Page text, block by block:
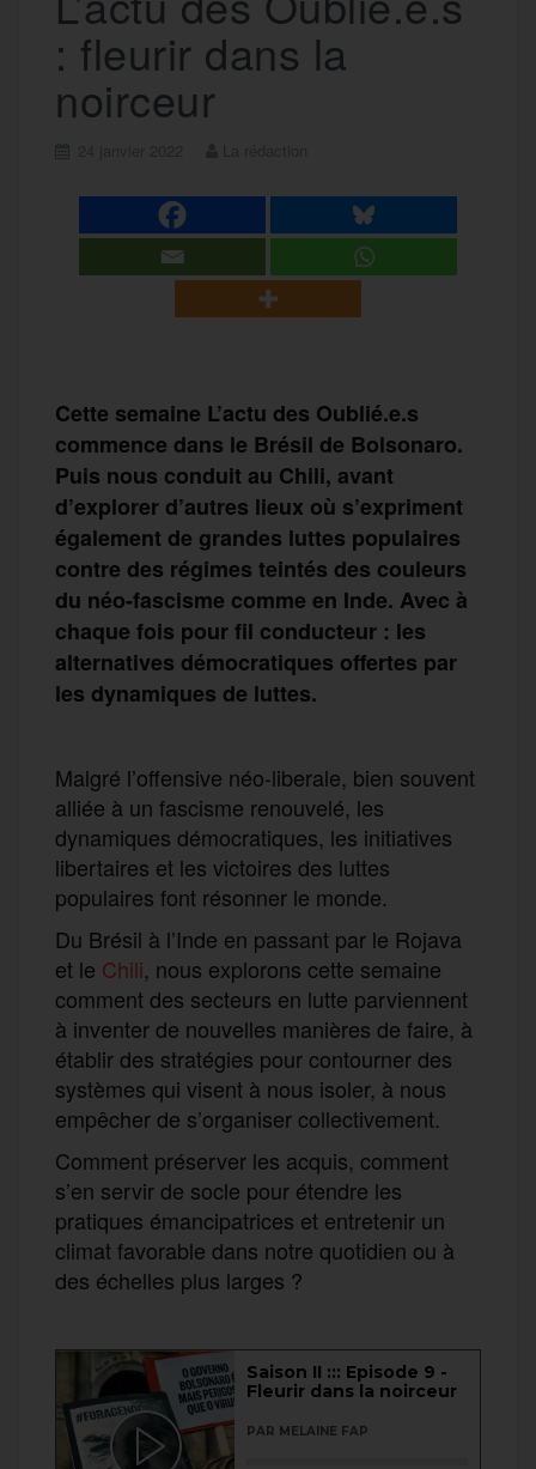
: fleurir dans la
noirceur
Cette semaine L’actu des Oublié.e.s
commence dans le Brésil de Bolsonaro.
Puis nous conduit au Chili, avant
d’explorer d’autres lieux où s’expriment
également de grandes luttes populaires
contre des régimes teintés des couleurs
du néo-fascisme comme en Inde. Avec à
chaque fois pour fil conducteur : les
alternatives démocratiques offertes par
les dynamiques de luttes.
Malgré l’offensive néo-liberale, bien souvent
alliée à un fascisme renouvelé, les
dynamiques démocratiques, les initiatives
libertaires et les victoires des luttes
populaires font résonner le monde.
Du Brésil à l’Inde en passant par le Rojava
et le Chili, nous explorons cette semaine
comment des secteurs en lutte parviennent
à inventer de nouvelles manières de faire, à
établir des stratégies pour contourner des
systèmes qui visent à nous isoler, à nous
empêcher de s’organiser collectivement.
Comment préserver les acquis, comment
s’en servir de socle pour étendre les
pratiques émancipatrices et entretenir un
climat favorable dans notre quotidien ou à
des échelles plus larges ?